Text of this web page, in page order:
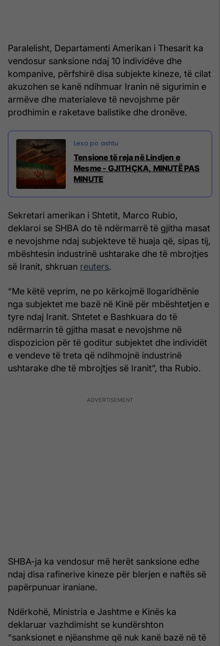
Paralelisht, Departamenti Amerikan i Thesarit ka
vendosur sanksione ndaj 10 individëve dhe
kompanive, përfshirë disa subjekte kineze, të cilat
akuzohen se kanë ndihmuar Iranin në sigurimin e
armëve dhe materialeve të nevojshme për
prodhimin e raketave balistike dhe dronëve.
Tensione të reja në Lindjen e
Mesme - GJITHÇKA, MINUTË PAS
MINUTE
Sekretari amerikan i Shtetit, Marco Rubio,
deklaroi se SHBA do të ndërmarrë të gjitha masat
e nevojshme ndaj subjekteve të huaja që, sipas tij,
mbështesin industrinë ushtarake dhe të mbrojtjes
së Iranit, shkruan reuters.
“Me këtë veprim, ne po kërkojmë llogaridhënie
nga subjektet me bazë në Kinë për mbështetjen e
tyre ndaj Iranit. Shtetet e Bashkuara do të
ndërmarrin të gjitha masat e nevojshme në
dispozicion për të goditur subjektet dhe individët
e vendeve të treta që ndihmojnë industrinë
ushtarake dhe të mbrojtjes së Iranit”, tha Rubio.
SHBA-ja ka vendosur më herët sanksione edhe
ndaj disa rafinerive kineze për blerjen e naftës së
papërpunuar iraniane.
Ndërkohë, Ministria e Jashtme e Kinës ka
deklaruar vazhdimisht se kundërshton
“sanksionet e njëanshme që nuk kanë bazë në të